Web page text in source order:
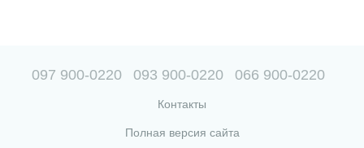
097 900-0220 093 900-0220 066 900-0220
Контакты
Полная версия сайта